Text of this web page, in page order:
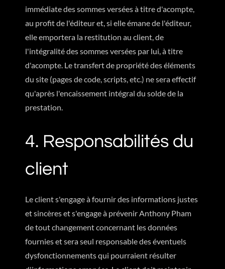
immédiate des sommes versées à titre d'acompte,
au profit de l'éditeur et, si elle émane de l'éditeur,
elle emportera la restitution au client, de
l'intégralité des sommes versées par lui, à titre
d'acompte. Le transfert de propriété des éléments
du site (pages de code, scripts, etc.) ne sera effectif
qu'après l'encaissement intégral du solde de la
prestation.
4. Responsabilités du
client
Le client s'engage à fournir des informations justes
et sincères et s'engage à prévenir Anthony Pham
de tout changement concernant les données
fournies et sera seul responsable des éventuels
dysfonctionnements qui pourraient résulter